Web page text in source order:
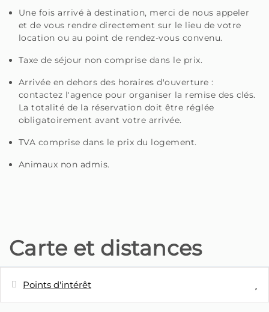
Une fois arrivé à destination, merci de nous appeler
et de vous rendre directement sur le lieu de votre
location ou au point de rendez-vous convenu.
Taxe de séjour non comprise dans le prix.
Arrivée en dehors des horaires d'ouverture :
contactez l'agence pour organiser la remise des clés.
La totalité de la réservation doit être réglée
obligatoirement avant votre arrivée.
TVA comprise dans le prix du logement.
Animaux non admis.
Carte et distances
Points d'intérêt